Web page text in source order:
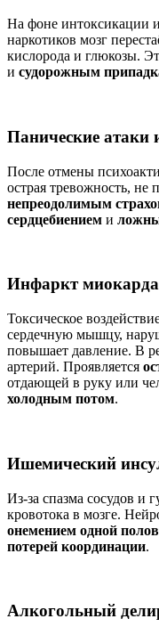
На фоне интоксикации и
наркотиков мозг
кислорода и глюкозы.
и судорожным
Панические атаки
После отмены
острая тревожность, не
непреодолимым
сердцебиением и
Инфаркт миокарда
Токсическое
сердечную мышцу,
повышает давление. В
артерий. Проявляется
отдающей в руку или
холодным потом.
Ишемический
Из-за спазма сосудов и
кровотока в мозге.
онемением одной
потерей координации.
Алкогольный